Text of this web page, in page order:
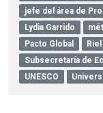
jefe del área de
Lydia Garrido
Pacto Global
Subsecretaría de
UNESCO